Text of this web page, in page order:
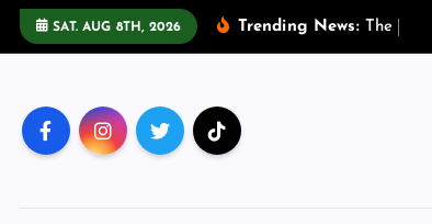
SAT. AUG 8TH, 2026 Trending News: T he